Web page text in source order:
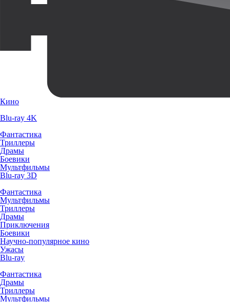
Кино
Blu-ray 4K
Фантастика
Триллеры
Драмы
Боевики
Мультфильмы
Blu-ray 3D
Фантастика
Мультфильмы
Триллеры
Драмы
Приключения
Боевики
Научно-популярное кино
Ужасы
Blu-ray
Фантастика
Драмы
Триллеры
Мультфильмы